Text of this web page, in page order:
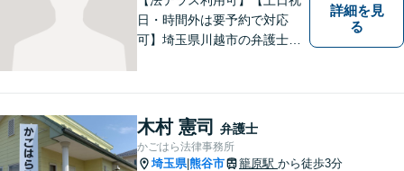
日・時間外は要予約で対応
可】埼玉県川越市の弁護士で
軽にご相談ください。
詳細を見
る
木村 憲司 弁護士
かごはら法律事務所
埼玉県|熊谷市 籠原駅 から徒歩3分